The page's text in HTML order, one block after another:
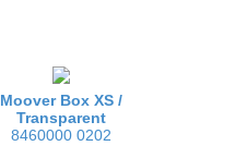
Moover Box XS /
Transparent
8460000 0202